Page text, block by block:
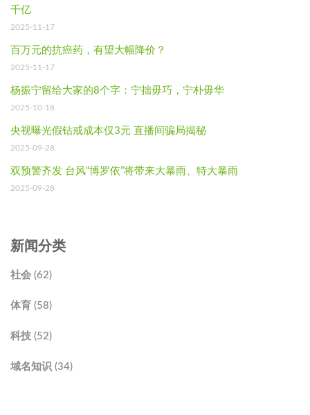
千亿
2025-11-17
百万元的抗癌药，有望大幅降价？
2025-11-17
杨振宁留给大家的8个字：宁拙毋巧，宁朴毋华
2025-10-18
央视曝光假钻戒成本仅3元 直播间骗局揭秘
2025-09-28
双预警齐发 台风“博罗依”将带来大暴雨、特大暴雨
2025-09-28
新闻分类
社会 (62)
体育 (58)
科技 (52)
域名知识 (34)